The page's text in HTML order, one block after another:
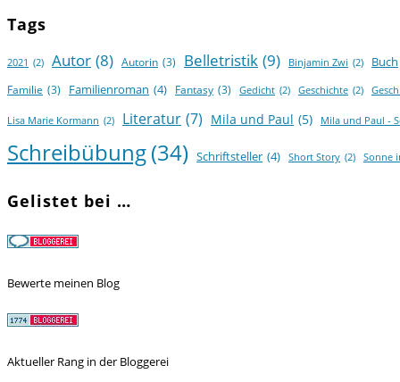
Tags
2021 (2) Autor (8) Autorin (3) Belletristik (9) Binjamin Zwi (2) Buch
Familie (3) Familienroman (4) Fantasy (3) Gedicht (2) Geschichte (2)
Lisa Marie Kormann (2) Literatur (7) Mila und Paul (5) Mila und Paul -
Schreibübung(34) Schriftsteller (4) Short Story (2) Sonne
Gelistet bei …
Bewerte meinen Blog
Aktueller Rang in der Bloggerei